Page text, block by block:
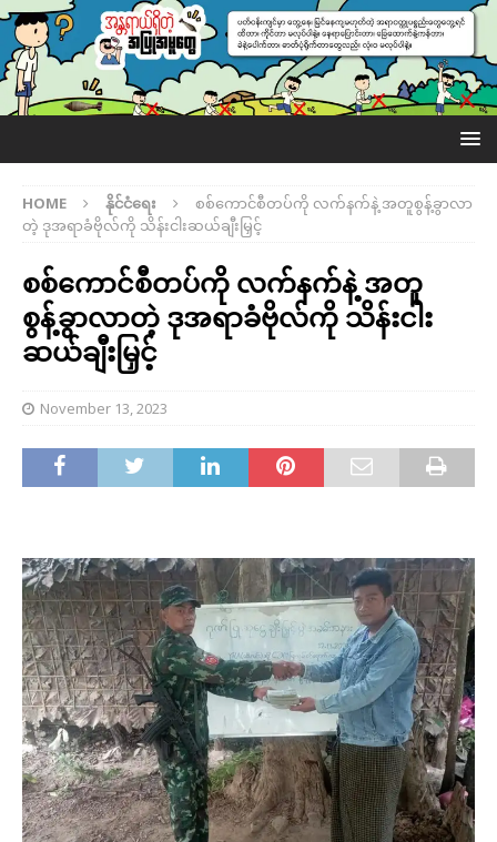
HOME နိုင်ငံရေး
စစ်ကောင်စီတပ်ကို လက်နက်နဲ့ အတူစွန့်ခွာလာ
တဲ့ ဒုအရာခံဗိုလ်ကို သိန်းငါးဆယ်ချီးမြှင့်
စစ်ကောင်စီတပ်ကို လက်နက်နဲ့ အတူ
စွန့်ခွာလာတဲ့ ဒုအရာခံဗိုလ်ကို သိန်းငါး
ဆယ်ချီးမြှင့်
November 13, 2023